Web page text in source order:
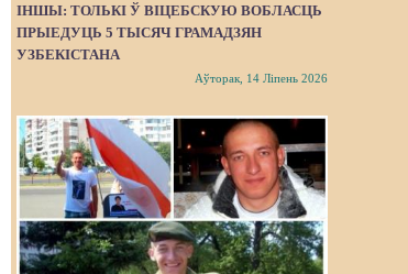
ІНШЫ: ТОЛЬКІ Ў ВІЦЕБСКУЮ ВОБЛАСЦЬ
ПРЫЕДУЦЬ 5 ТЫСЯЧ ГРАМАДЗЯН
УЗБЕКІСТАНА
Аўторак, 14 Ліпень 2026